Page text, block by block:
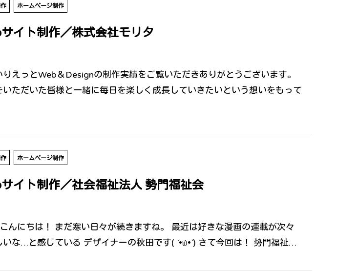
ホームページ制作
サイト制作／株式会社モリタ
えっとWeb＆Designの制作実績をご覧いただきありがとうございます。
ただいた皆様と一緒に毎日を楽しく成長していきたいという想いをもって
ホームページ制作
サイト制作／社会福祉法人 勢門福祉会
にちは！ まだ寒い日々が続きますね。 最近は好きな漫画の連載が次々
な…と感じている デザイナーの秋田です( ´•௰•`) さて今回は！ 勢門福祉…